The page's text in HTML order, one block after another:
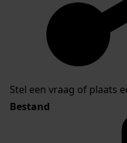
Stel een vraag of plaats
Bestand